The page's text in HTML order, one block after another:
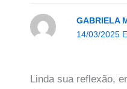
GABRIELA
14/03/2025
Linda sua reflexão,